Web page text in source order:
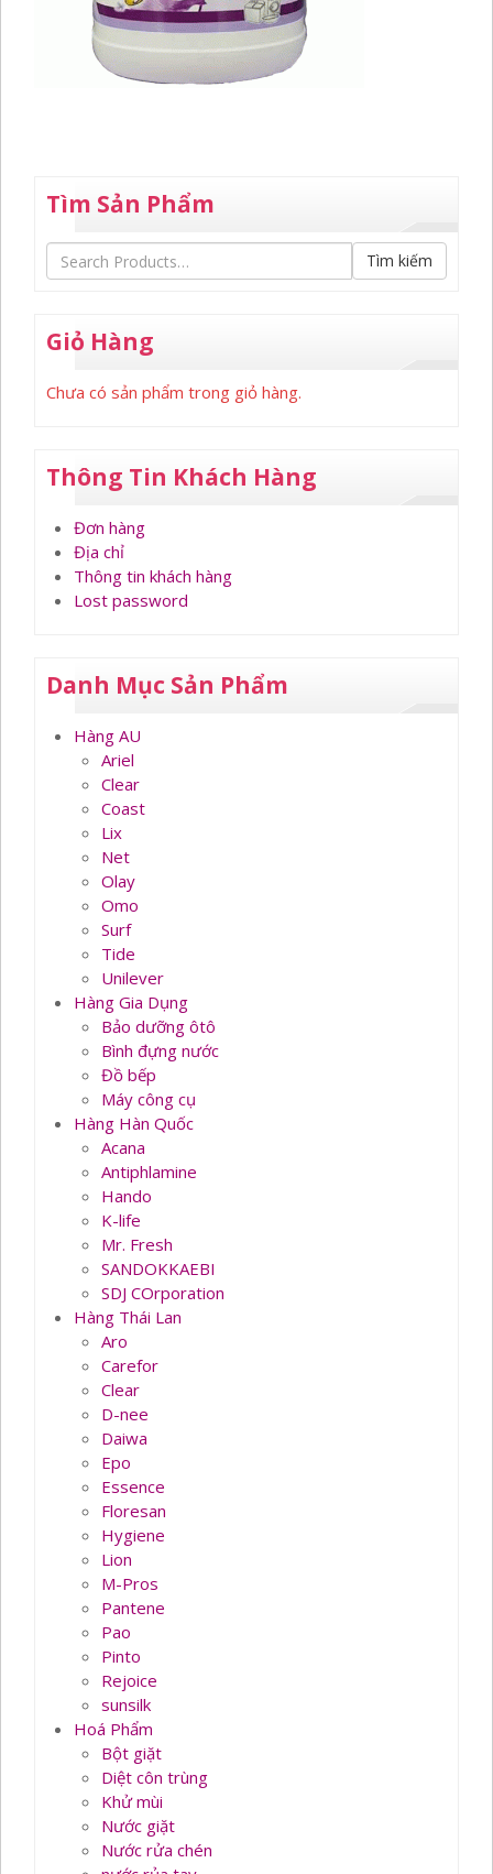
Tìm Sản Phẩm
Tìm kiếm
Giỏ Hàng
Chưa có sản phẩm trong giỏ hàng.
Thông Tin Khách Hàng
Đơn hàng
Địa chỉ
Thông tin khách hàng
Lost password
Danh Mục Sản Phẩm
Hàng AU
Ariel
Clear
Coast
Lix
Net
Olay
Omo
Surf
Tide
Unilever
Hàng Gia Dụng
Bảo dưỡng ôtô
Bình đựng nước
Đồ bếp
Máy công cụ
Hàng Hàn Quốc
Acana
Antiphlamine
Hando
K-life
Mr. Fresh
SANDOKKAEBI
SDJ COrporation
Hàng Thái Lan
Aro
Carefor
Clear
D-nee
Daiwa
Epo
Essence
Floresan
Hygiene
Lion
M-Pros
Pantene
Pao
Pinto
Rejoice
sunsilk
Hoá Phẩm
Bột giặt
Diệt côn trùng
Khử mùi
Nước giặt
Nước rửa chén